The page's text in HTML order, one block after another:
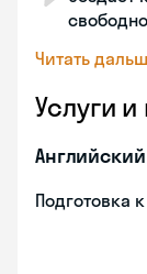
Читать
Услуги
Подготовка к